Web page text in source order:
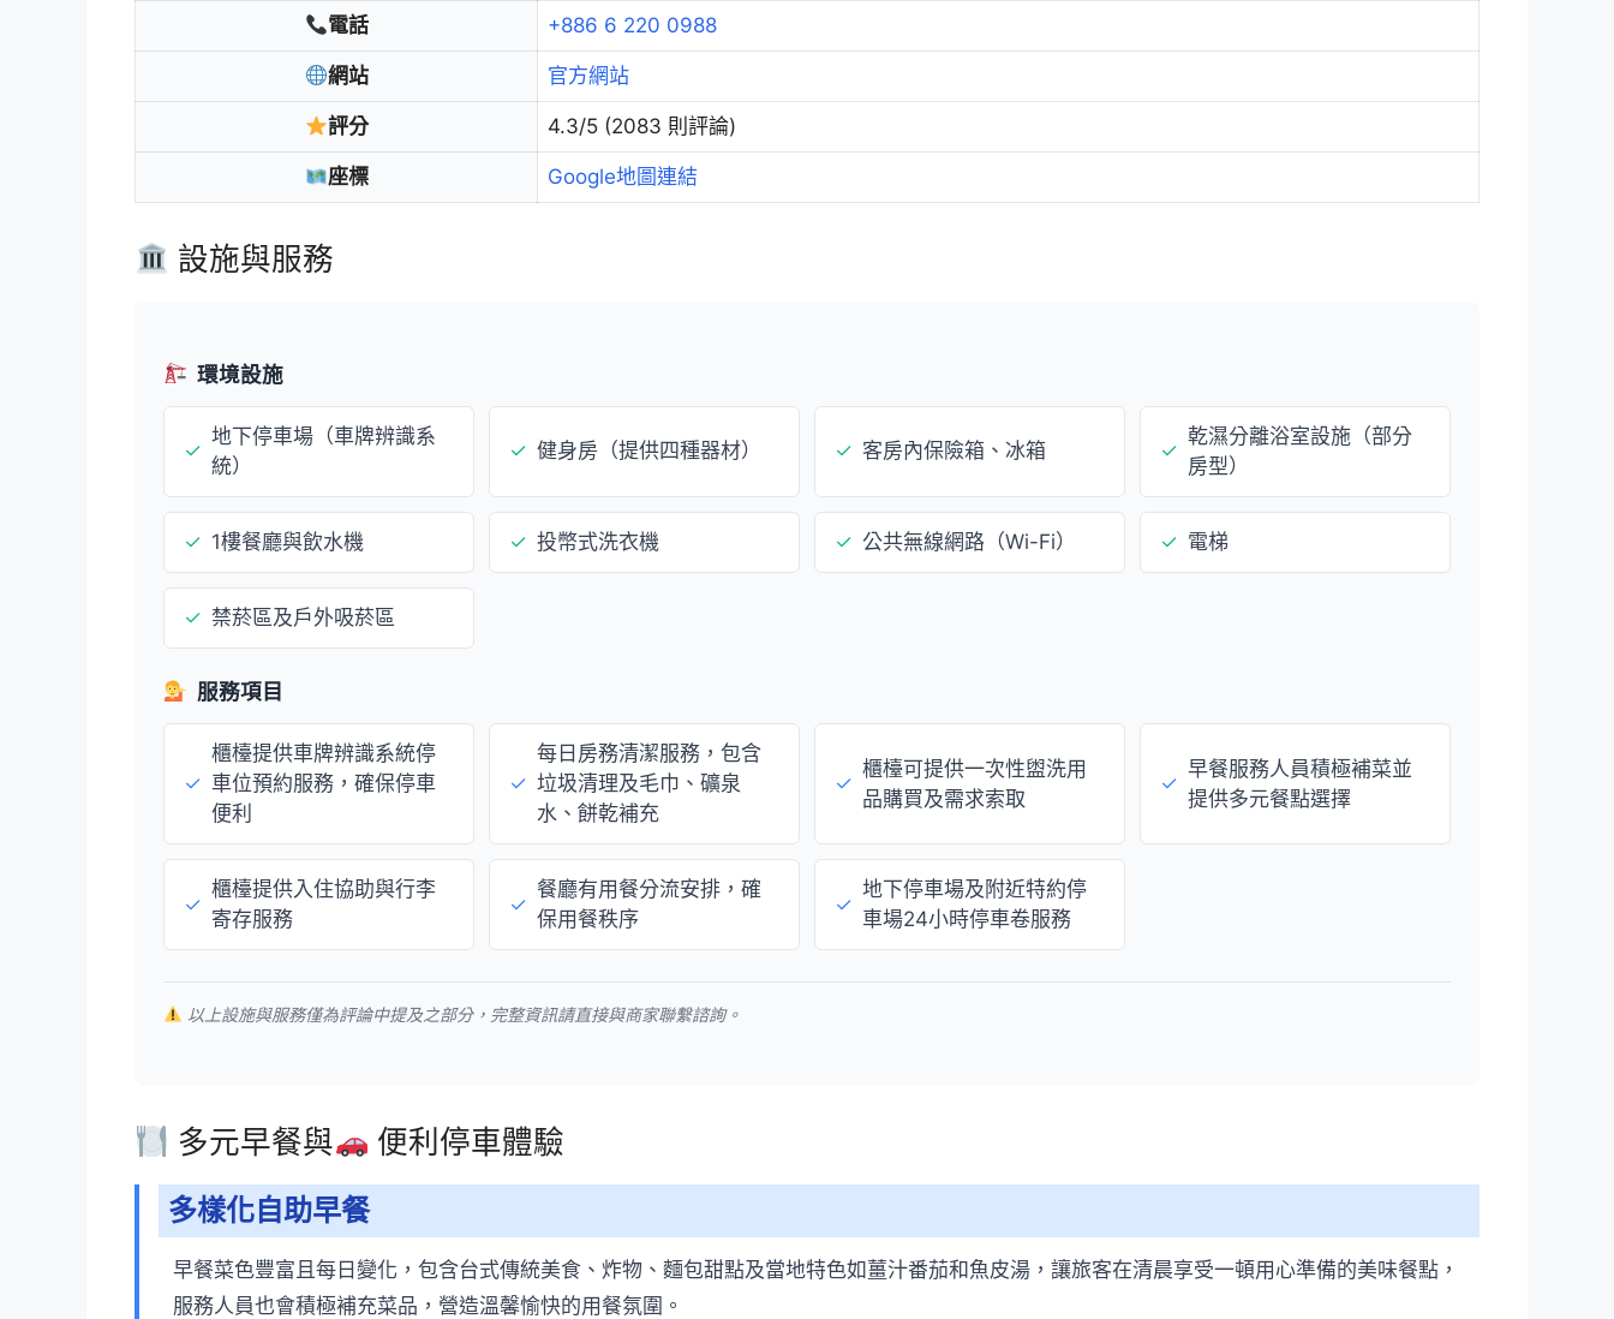
電話 +886 6 220 0988
網站 官方網站
評分 4.3/5 (2083 則評論)
座標 Google地圖連結
設施與服務
環境設施
✓
地下停車場（車牌辨識系
統）
✓ 健身房（提供四種器材） ✓ 客房內保險箱、冰箱 ✓
乾濕分離浴室設施（部分
房型）
✓ 1樓餐廳與飲水機 ✓ 投幣式洗衣機 ✓ 公共無線網路（Wi-Fi） ✓ 電梯
✓ 禁菸區及戶外吸菸區
服務項目
✓
櫃檯提供車牌辨識系統停
車位預約服務，確保停車
便利
✓
每日房務清潔服務，包含
垃圾清理及毛巾、礦泉
水、餅乾補充
✓
櫃檯可提供一次性盥洗用
品購買及需求索取
✓
早餐服務人員積極補菜並
提供多元餐點選擇
✓
櫃檯提供入住協助與行李
寄存服務
✓
餐廳有用餐分流安排，確
保用餐秩序
✓
地下停車場及附近特約停
車場24小時停車卷服務
以上設施與服務僅為評論中提及之部分，完整資訊請直接與商家聯繫諮詢。
多元早餐與 便利停車體驗
多樣化自助早餐
早餐菜色豐富且每日變化，包含台式傳統美食、炸物、麵包甜點及當地特色如薑汁番茄和魚皮湯，讓旅客在清晨享受一頓用心準備的美味餐點，
服務人員也會積極補充菜品，營造溫馨愉快的用餐氛圍。